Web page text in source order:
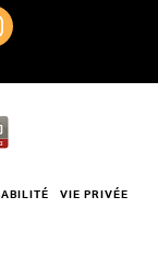
VIE PRIVÉE